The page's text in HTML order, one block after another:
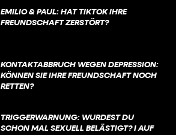
EMILIO & PAUL: HAT TIKTOK IHRE
FREUNDSCHAFT ZERSTÖRT?
KONTAKTABBRUCH WEGEN DEPRESSION:
KÖNNEN SIE IHRE FREUNDSCHAFT NOCH
RETTEN?
TRIGGERWARNUNG: WURDEST DU
SCHON MAL SEXUELL BELÄSTIGT? I AUF